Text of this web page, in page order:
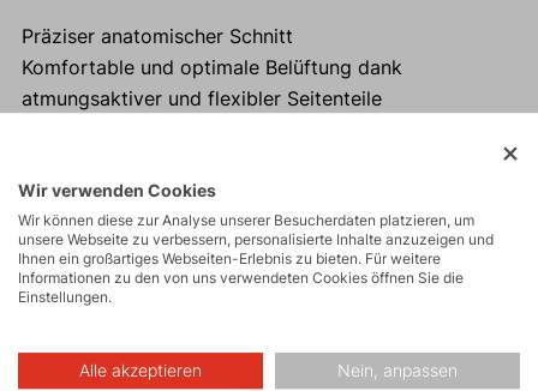
Präziser anatomischer Schnitt
Komfortable und optimale Belüftung dank
atmungsaktiver und flexibler Seitenteile
Universeller Einsatz für Läufer, Kletterer, Bergsteiger
und Wanderer.
Aktivitäten
Wir verwenden Cookies
Wir können diese zur Analyse unserer Besucherdaten platzieren, um
unsere Webseite zu verbessern, personalisierte Inhalte anzuzeigen und
Ihnen ein großartiges Webseiten-Erlebnis zu bieten. Für weitere
Informationen zu den von uns verwendeten Cookies öffnen Sie die
Einstellungen.
Alle akzeptieren Nein, anpassen